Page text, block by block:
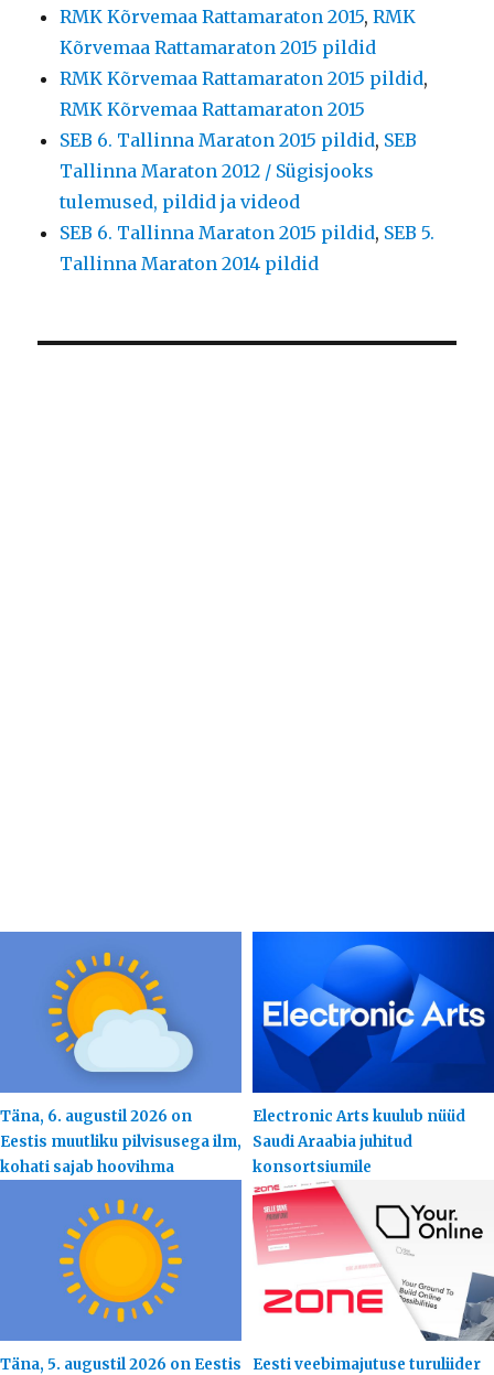
RMK Kõrvemaa Rattamaraton 2015,RMK
Kõrvemaa Rattamaraton 2015 pildid
RMK Kõrvemaa Rattamaraton 2015 pildid,
RMK Kõrvemaa Rattamaraton 2015
SEB 6. Tallinna Maraton 2015 pildid, SEB
Tallinna Maraton 2012 / Sügisjooks
tulemused, pildid ja videod
SEB 6. Tallinna Maraton 2015 pildid, SEB 5.
Tallinna Maraton 2014 pildid
Täna, 6. augustil 2026 on
Eestis muutliku pilvisusega ilm,
kohati sajab hoovihma
Electronic Arts kuulub nüüd
Saudi Araabia juhitud
konsortsiumile
Täna, 5. augustil 2026 on Eestis
Eesti veebimajutuse turuliider